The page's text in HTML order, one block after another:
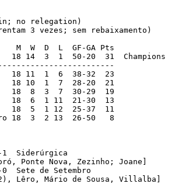
no relegation)
3 vezes; sem rebaixamento)
W  D  L  GF-GA Pts
18  3  2 13  26-50   8
Ponte Nova, Zezinho; Joane]
Lêro, Mário de Sousa, Villalba]